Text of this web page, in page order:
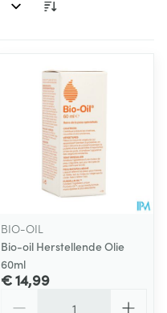
BIO-OIL
Bio-oil Herstellende Olie
60ml
€ 14,99